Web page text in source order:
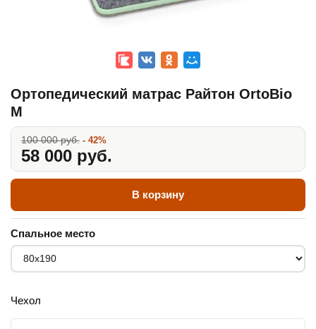
Ортопедический матрас Райтон OrtoBio
M
100 000 руб. - 42%
58 000 руб.
В корзину
Спальное место
Чехол